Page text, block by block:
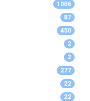
1006
87
450
2
2
277
22
22